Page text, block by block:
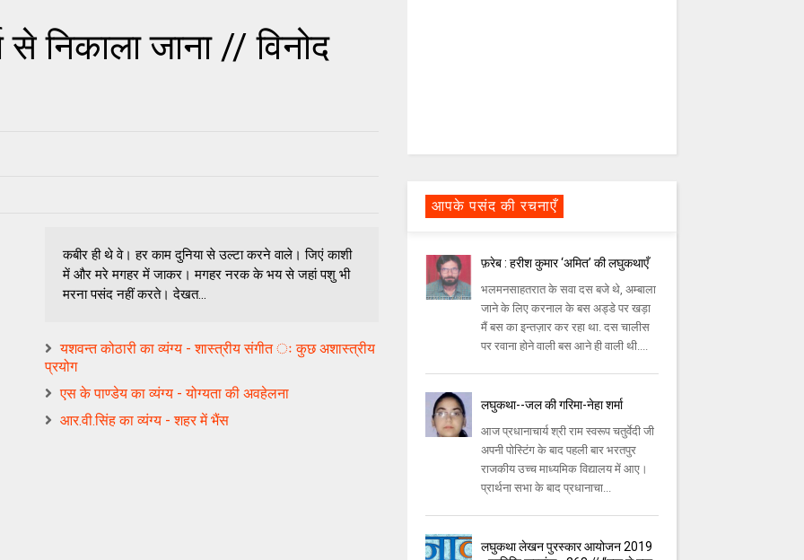
से निकाला जाना // विनोद
कबीर ही थे वे। हर काम दुनिया से उल्टा करने वाले। जिएं काशी
में और मरे मगहर में जाकर। मगहर नरक के भय से जहां पशु भी
मरना पसंद नहीं करते। देखत...
यशवन्‍त कोठारी का व्यंग्य - शास्‍त्रीय संगीत ः कुछ अशास्‍त्रीय
प्रयोग
एस के पाण्डेय का व्यंग्य - योग्यता की अवहेलना
आर.वी.सिंह का व्यंग्य - शहर में भैंस
आपके पसंद की रचनाएँ
फ़रेब : हरीश कुमार ‘अमित’ की लघुकथाएँ
भलमनसाहतरात के सवा दस बजे थे, अम्बाला
जाने के लिए करनाल के बस अड्डे पर खड़ा
मैं बस का इन्तज़ार कर रहा था. दस चालीस
पर रवाना होने वाली बस आने ही वाली थी....
लघुकथा--जल की गरिमा-नेहा शर्मा
आज प्रधानाचार्य श्री राम स्वरूप चतुर्वेदी जी
अपनी पोस्टिंग के बाद पहली बार भरतपुर
राजकीय उच्च माध्यमिक विद्यालय में आए।
प्रार्थना सभा के बाद प्रधानाचा...
लघुकथा लेखन पुरस्कार आयोजन 2019